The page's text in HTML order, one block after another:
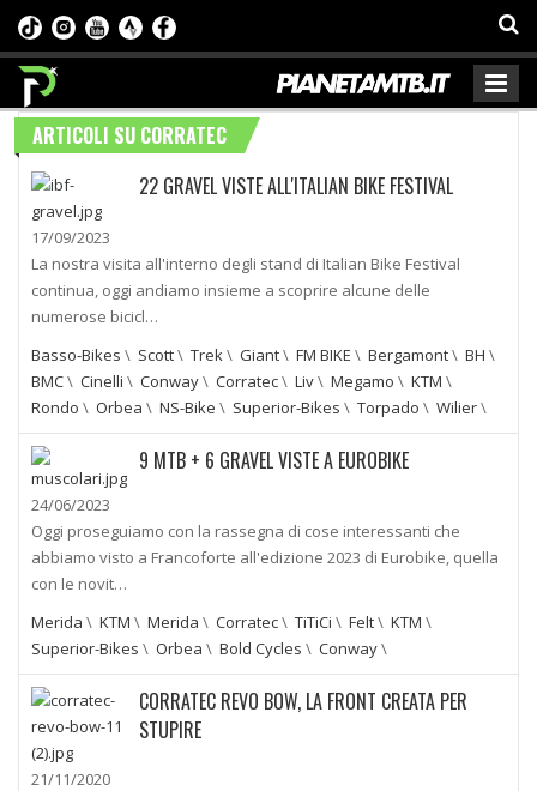
ARTICOLI SU CORRATEC
22 GRAVEL VISTE ALL'ITALIAN BIKE FESTIVAL
17/09/2023
La nostra visita all'interno degli stand di Italian Bike Festival
continua, oggi andiamo insieme a scoprire alcune delle
numerose bicicl…
Basso-Bikes \ Scott\ Trek \ Giant\ FM BIKE \ Bergamont\ BH \
BMC\ Cinelli \ Conway\ Corratec\ Liv\ Megamo \ KTM \
Rondo \ Orbea \ NS-Bike \ Superior-Bikes \ Torpado \ Wilier\
9 MTB + 6 GRAVEL VISTE A EUROBIKE
24/06/2023
Oggi proseguiamo con la rassegna di cose interessanti che
abbiamo visto a Francoforte all'edizione 2023 di Eurobike, quella
con le novit…
Merida \ KTM \ Merida \ Corratec\ TiTiCi \ Felt\ KTM \
Superior-Bikes \ Orbea \ Bold Cycles \ Conway\
CORRATEC REVO BOW, LA FRONT CREATA PER
STUPIRE
21/11/2020